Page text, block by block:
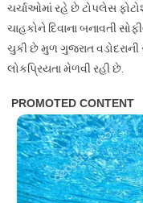
ચર્ચાઓમાં રહે છે ટોપલેસ
ચાહકોને દિવાના બનાવતી
ચુકી છે મુળ ગુજરાત વડોદરાની
લોકપ્રિયતા મેળવી રહી છે.